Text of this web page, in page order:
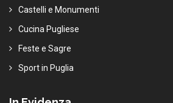
Castelli e Monumenti
Cucina Pugliese
Feste e Sagre
Sport in Puglia